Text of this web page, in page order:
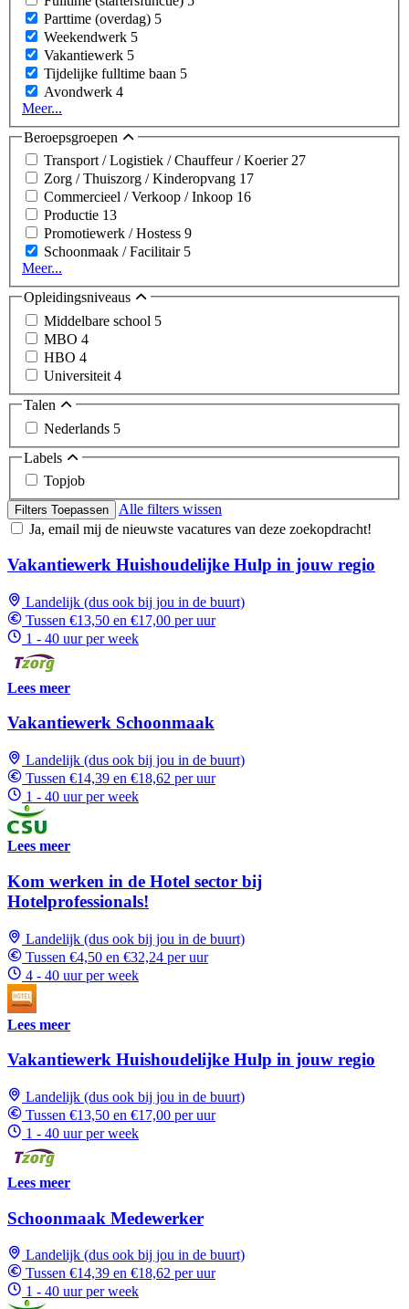
Parttime (overdag) 5
Weekendwerk 5
Vakantiewerk 5
Tijdelijke fulltime baan 5
Avondwerk 4
Meer...
Beroepsgroepen
Transport / Logistiek / Chauffeur / Koerier27
Zorg / Thuiszorg / Kinderopvang 17
Commercieel / Verkoop / Inkoop 16
Productie 13
Promotiewerk / Hostess 9
Schoonmaak / Facilitair 5
Meer...
Opleidingsniveaus
Middelbare school 5
MBO 4
HBO 4
Universiteit 4
Talen
Nederlands 5
Labels
Topjob
Filters Toepassen
Alle filters wissen
Ja, email mij de nieuwste vacatures van deze zoekopdracht!
Vakantiewerk Huishoudelijke Hulp in jouw regio
Landelijk (dus ook bij jou in de buurt)
Tussen €13,50 en €17,00 per uur
1 - 40 uur per week
Lees meer
Vakantiewerk Schoonmaak
Landelijk (dus ook bij jou in de buurt)
Tussen €14,39 en €18,62 per uur
1 - 40 uur per week
Lees meer
Kom werken in de Hotel sector bij
Hotelprofessionals!
Landelijk (dus ook bij jou in de buurt)
Tussen €4,50 en €32,24 per uur
4 - 40 uur per week
Lees meer
Vakantiewerk Huishoudelijke Hulp in jouw regio
Landelijk (dus ook bij jou in de buurt)
Tussen €13,50 en €17,00 per uur
1 - 40 uur per week
Lees meer
Schoonmaak Medewerker
Landelijk (dus ook bij jou in de buurt)
Tussen €14,39 en €18,62 per uur
1 - 40 uur per week